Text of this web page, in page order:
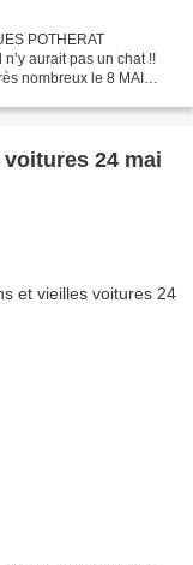
POTHERAT
aurait pas un chat !!
nombreux le 8 MAI